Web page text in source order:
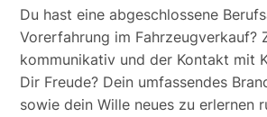
Du hast eine abgeschlossene
Vorerfahrung im Fahrzeugverkauf?
kommunikativ und der Kontakt mit
Dir Freude? Dein umfassendes
sowie dein Wille neues zu erlernen